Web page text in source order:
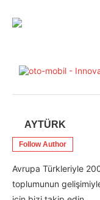
AYTÜRK
Follow Author
Avrupa Türkleriyle
toplumunun